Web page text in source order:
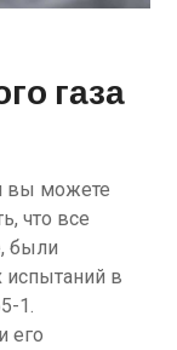
газа
вы можете
что все
были
испытаний в
1.
его